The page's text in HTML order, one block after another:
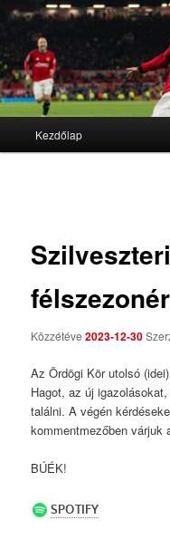
Stretford End
We'll never die
Tovább az elsődleges
Tovább a másodlagos
Kezdőlap
Szilveszteri
Közzétéve2023-12-30
Az Ördögi Kör utolsó
Hagot, az új
találni. A végén
kommentmezőben várjuk
BÚÉK!